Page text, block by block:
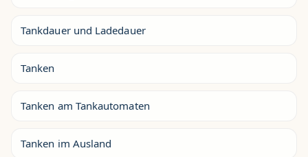
Tankdauer und Ladedauer
Tanken
Tanken am Tankautomaten
Tanken im Ausland